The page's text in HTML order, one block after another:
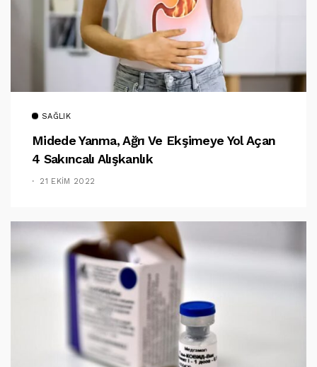
SAĞLIK
Midede Yanma, Ağrı Ve Ekşimeye Yol Açan
4 Sakıncalı Alışkanlık
21 EKIM 2022